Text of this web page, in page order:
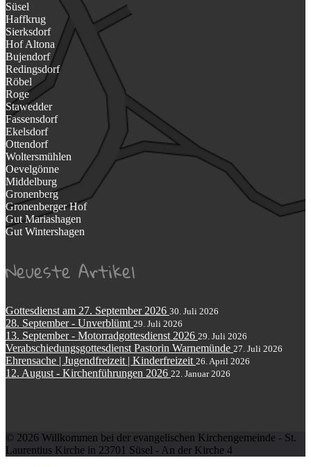
Süsel
Haffkrug
Sierksdorf
Hof Altona
Bujendorf
Redingsdorf
Röbel
Roge
Stawedder
Fassensdorf
Ekelsdorf
Ottendorf
Woltersmühlen
Oevelgönne
Middelburg
Gronenberg
Gronenberger Hof
Gut Mariashagen
Gut Wintershagen
Neueste Artikel
Gottesdienst am 27. September 2026 30. Juli 2026
28. September - Unverblümt 29. Juli 2026
13. September - Motorradgottesdienst 2026 29. Juli 2026
Verabschiedungsgottesdienst Pastorin Warnemünde 27. Juli 2026
Ehrensache | Jugendfreizeit | Kinderfreizeit 26. April 2026
12. August - Kirchenführungen 2026 22. Januar 2026
© 2026 Willkommen bei der evangelischen Kirchengemeinde - St.
Laurentius Kirche in 23701 Süsel - An der Kirche 4